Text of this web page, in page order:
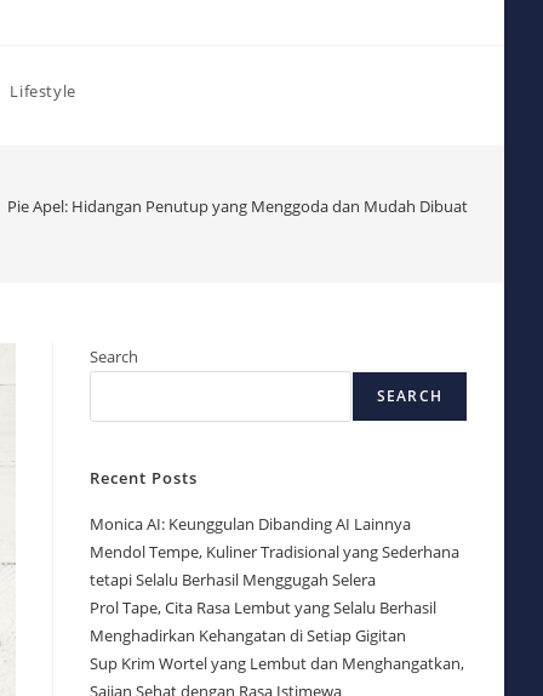
Lifestyle
Pie Apel: Hidangan Penutup yang Menggoda dan Mudah Dibuat
Search
SEARCH
Recent Posts
Monica AI: Keunggulan Dibanding AI Lainnya
Mendol Tempe, Kuliner Tradisional yang Sederhana
tetapi Selalu Berhasil Menggugah Selera
Prol Tape, Cita Rasa Lembut yang Selalu Berhasil
Menghadirkan Kehangatan di Setiap Gigitan
Sup Krim Wortel yang Lembut dan Menghangatkan,
Sajian Sehat dengan Rasa Istimewa